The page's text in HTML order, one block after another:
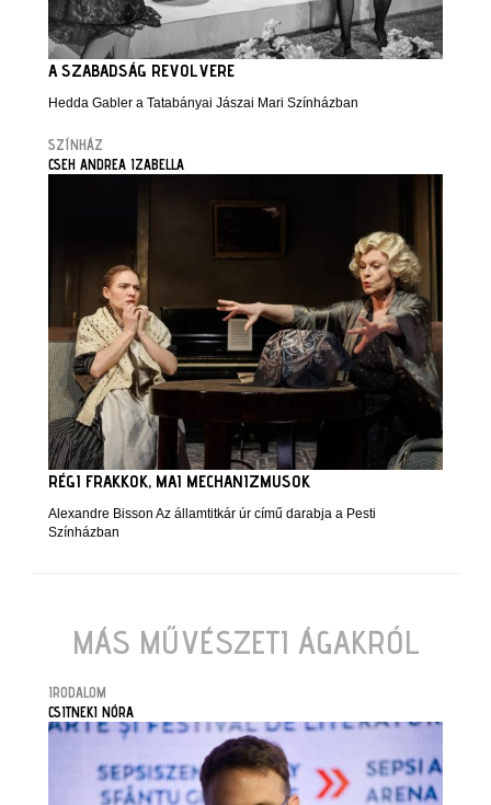
A SZABADSÁG REVOLVERE
Hedda Gabler a Tatabányai Jászai Mari Színházban
SZÍNHÁZ
CSEH ANDREA IZABELLA
RÉGI FRAKKOK, MAI MECHANIZMUSOK
Alexandre Bisson Az államtitkár úr című darabja a Pesti
Színházban
MÁS MŰVÉSZETI ÁGAKRÓL
IRODALOM
CSITNEKI NÓRA